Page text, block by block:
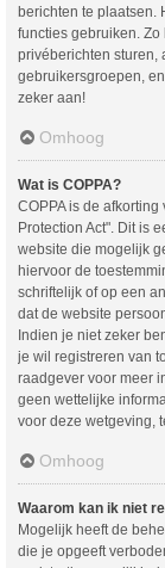
berichten te plaatsen.
functies gebruiken.
privéberichten sturen,
gebruikersgroepen,
zeker aan!
Omhoog
Wat is COPPA?
COPPA is de
Protection Act". Dit is
website die mogelijk
hiervoor de
schriftelijk of op een
dat de website
Indien je niet zeker
je wil registreren van
raadgever voor meer
geen wettelijke
voor deze wetgeving,
Omhoog
Waarom kan ik niet
Mogelijk heeft de
die je opgeeft